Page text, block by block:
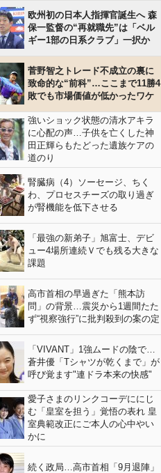
欧州初の日本人指揮官誕生へ 森
保一監督の“再就職先”は「ベル
ギー1部の日系クラブ」一択か
菅野智之トレード不成立の裏に
致命的な“前科”…ここまで11勝4
敗でも市場価値が低かったワケ
強いショック状態の清水アキラ
に心配の声…子供を亡くした神
田正輝らもたどった遺族ケアの
道のり
腎臓病（4）ソーセージ、ちく
わ、プロセスチーズの取り過ぎ
が腎機能を低下させる
「最強の新弟子」旭富士、デビ
ュー4場所連続Ｖでも残る大きな
課題
高市首相の早過ぎた「熊本訪
問」の背景…震災から1週間たた
ず“視察強行”に批判殺到の案の定
「VIVANT」1強ムードの陰で…
蒼井優「Tシャツが乾くまで」が
呼び覚ます"連ドラ本来の快感"
愛子さまのリンクコーデににじ
む「皇室を担う」覚悟の表れ 皇
室典範改正にご本人の心中やい
かに
続く政局…高市首相「9月退陣」